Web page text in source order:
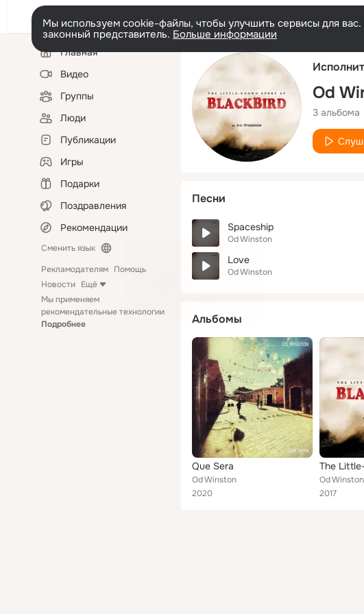
Мы используем cookie-файлы, чтобы улучшить сервисы для
законный представитель. Больше информации
Левая
колонкаГлавная
Видео
Группы
Люди
Публикации
Игры
Подарки
Поздравления
Рекомендации
Сменить язык
Рекламодателям Помощь
Новости Ещё
Мы применяем
рекомендательные технологии
Подробнее
Od
3 альбома
Песни
Spaceship
Od Winston
Love
Od Winston
Альбомы
Que Sera
Od Winston
2020
Od Winston
2017